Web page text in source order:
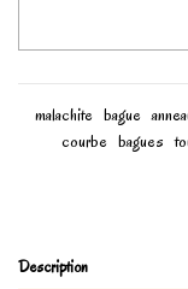
malachite bague
courbe bagues
Description